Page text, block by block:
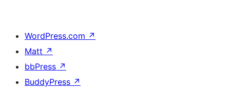
WordPress.com ↗
Matt ↗
bbPress ↗
BuddyPress ↗